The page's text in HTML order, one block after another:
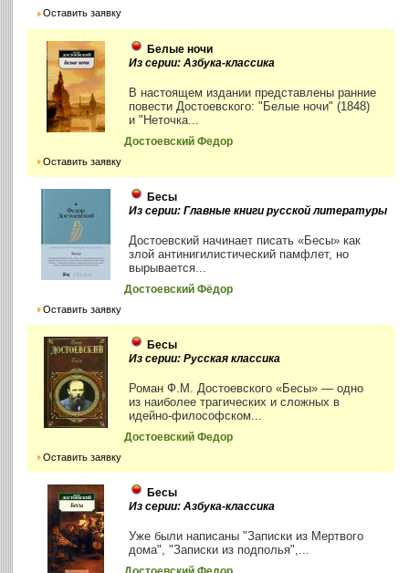
Оставить заявку
Белые ночи
Из серии: Азбука-классика
В настоящем издании представлены ранние
повести Достоевского: "Белые ночи" (1848)
и "Неточка...
Достоевский Федор
Оставить заявку
Бесы
Из серии: Главные книги русской литературы
Достоевский начинает писать «Бесы» как
злой антинигилистический памфлет, но
вырывается...
Достоевский Фёдор
Оставить заявку
Бесы
Из серии: Русская классика
Роман Ф.М. Достоевского «Бесы» — одно
из наиболее трагических и сложных в
идейно-философском...
Достоевский Федор
Оставить заявку
Бесы
Из серии: Азбука-классика
Уже были написаны "Записки из Мертвого
дома", "Записки из подполья",...